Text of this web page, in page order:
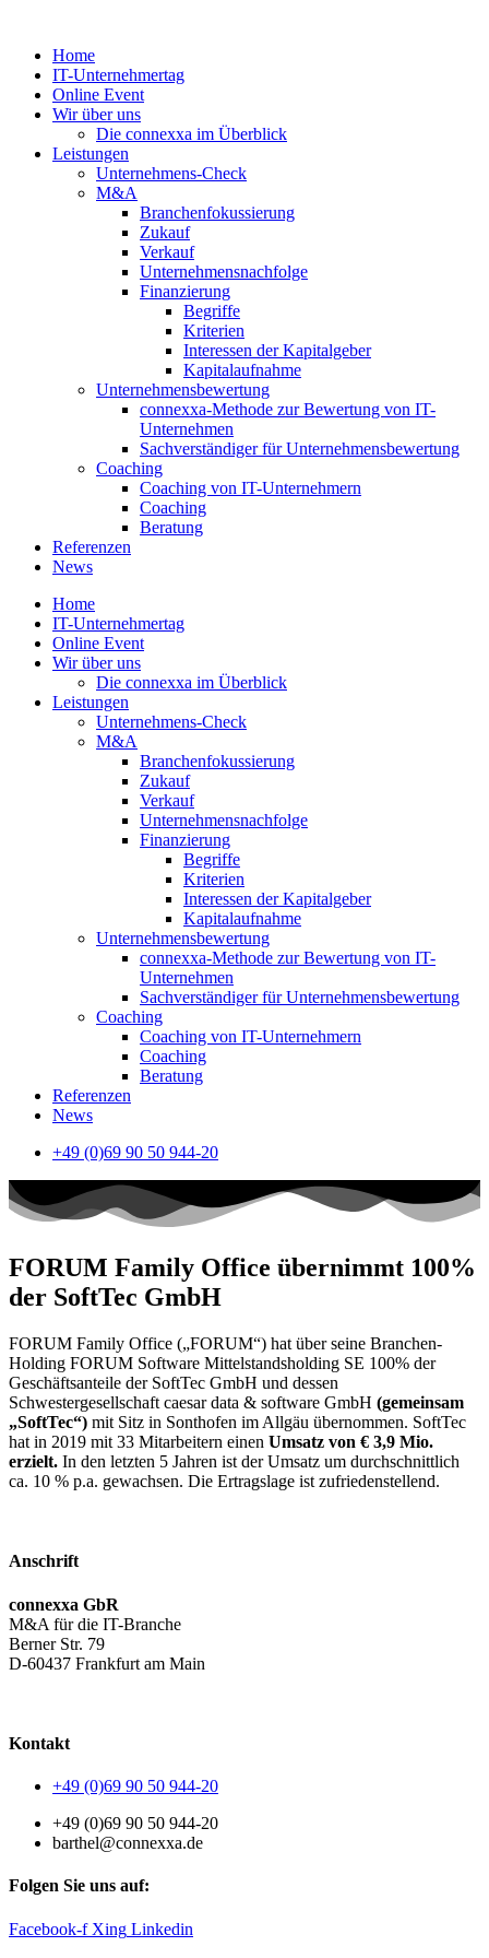
springenHome
IT-Unternehmertag
Online Event
Wir über uns
Die connexxa im Überblick
Leistungen
Unternehmens-Check
M&A
Branchenfokussierung
Zukauf
Verkauf
Unternehmensnachfolge
Finanzierung
Begriffe
Kriterien
Interessen der Kapitalgeber
Kapitalaufnahme
Unternehmensbewertung
connexxa-Methode zur Bewertung von IT-
Unternehmen
Sachverständiger für Unternehmensbewertung
Coaching
Coaching von IT-Unternehmern
Coaching
Beratung
Referenzen
News
Home
IT-Unternehmertag
Online Event
Wir über uns
Die connexxa im Überblick
Leistungen
Unternehmens-Check
M&A
Branchenfokussierung
Zukauf
Verkauf
Unternehmensnachfolge
Finanzierung
Begriffe
Kriterien
Interessen der Kapitalgeber
Kapitalaufnahme
Unternehmensbewertung
connexxa-Methode zur Bewertung von IT-
Unternehmen
Sachverständiger für Unternehmensbewertung
Coaching
Coaching von IT-Unternehmern
Coaching
Beratung
Referenzen
News
+49 (0)69 90 50 944-20
FORUM Family Office übernimmt 100%
der SoftTec GmbH
FORUM Family Office („FORUM“) hat über seine Branchen-
Holding FORUM Software Mittelstandsholding SE 100% der
Geschäftsanteile der SoftTec GmbH und dessen
Schwestergesellschaft caesar data & software GmbH (gemeinsam
„SoftTec“) mit Sitz in Sonthofen im Allgäu übernommen. SoftTec
hat in 2019 mit 33 Mitarbeitern einen Umsatz von € 3,9 Mio.
erzielt. In den letzten 5 Jahren ist der Umsatz um durchschnittlich
ca. 10 % p.a. gewachsen. Die Ertragslage ist zufriedenstellend.
Anschrift
connexxa GbR
M&A für die IT-Branche
Berner Str. 79
D-60437 Frankfurt am Main
Kontakt
+49 (0)69 90 50 944-20
+49 (0)69 90 50 944-20
barthel@connexxa.de
Folgen Sie uns auf:
Facebook-f Xing Linkedin